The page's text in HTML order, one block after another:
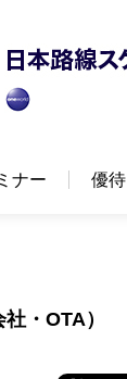
ナー 優待
・OTA）